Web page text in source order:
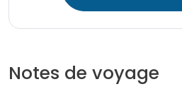
Notes de voyage